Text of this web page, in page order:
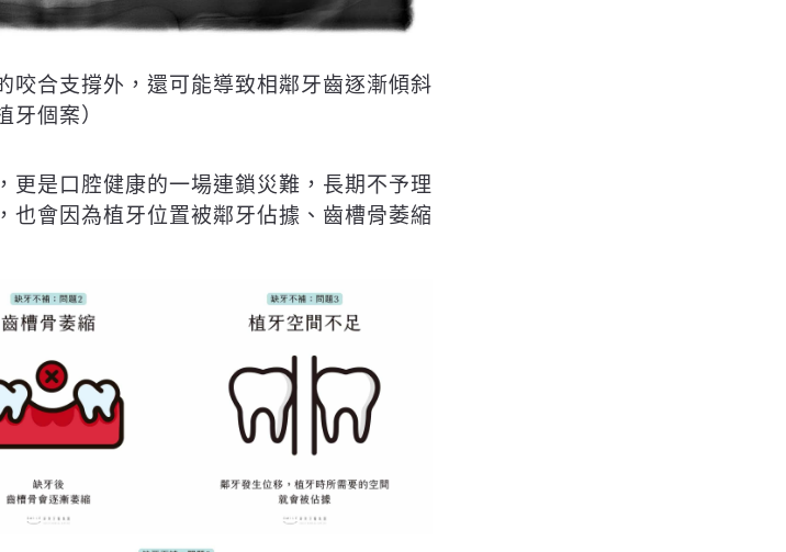
合支撐外，還可能導致相鄰牙齒逐漸傾斜
牙個案）
更是口腔健康的一場連鎖災難，長期不予理
也會因為植牙位置被鄰牙佔據、齒槽骨萎縮